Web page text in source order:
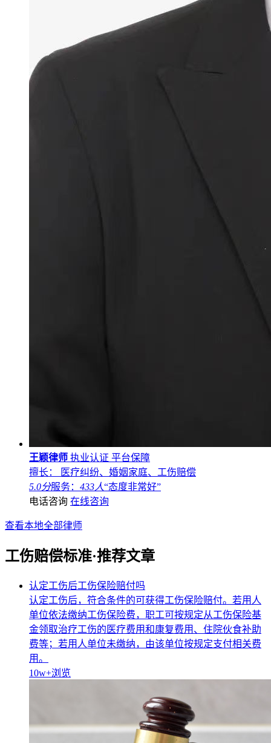
王颖律师 执业认证 平台保障
擅长： 医疗纠纷、婚姻家庭、工伤赔偿
5.0分服务： 433人“态度非常好”
电话咨询 在线咨询
查看本地全部律师
工伤赔偿标准·推荐文章
认定工伤后工伤保险赔付吗
认定工伤后，符合条件的可获得工伤保险赔付。若用人
单位依法缴纳工伤保险费，职工可按规定从工伤保险基
金领取治疗工伤的医疗费用和康复费用、住院伙食补助
费等；若用人单位未缴纳，由该单位按规定支付相关费
用。
10w+浏览